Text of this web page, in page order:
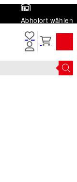
Abholort wählen